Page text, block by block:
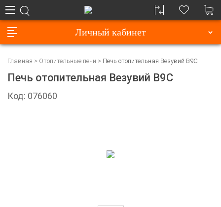
Личный кабинет
Главная Отопительные печи Печь отопительная Везувий В9С
Печь отопительная Везувий В9С
Код: 076060